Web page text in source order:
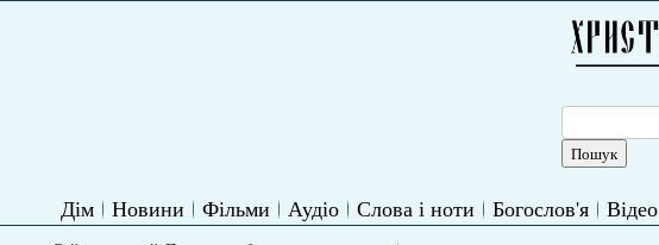
Дім Новини Фільми Аудіо Слова і ноти Богослов'я Відео